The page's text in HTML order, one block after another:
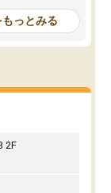
っとみる
2F